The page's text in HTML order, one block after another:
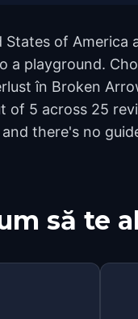
States of
playground.
în Broken
of 5 across 25
there's no
să te